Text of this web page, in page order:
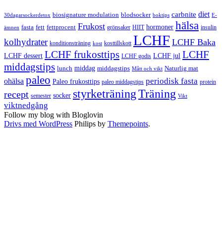
30dagarsockerdetox biosignature modulation blodsocker boktips carbnite diet E-
ämnen fasta fett fettprocent Frukost grönsaker HIIT hormoner hälsa insulin
kolhydrater konditionsträning kost kosttillskott LCHF LCHF Baka
LCHF dessert LCHF frukosttips LCHF godis LCHF jul LCHF
middagstips lunch middag middagstips Mått och vikt Naturlig mat
ohälsa paleo Paleo frukosttips paleo middagstips periodisk fasta protein
recept semester socker styrketräningTräning Vikt
viktnedgång
Follow my blog with Bloglovin
Drivs med WordPress Philips by Themepoints.